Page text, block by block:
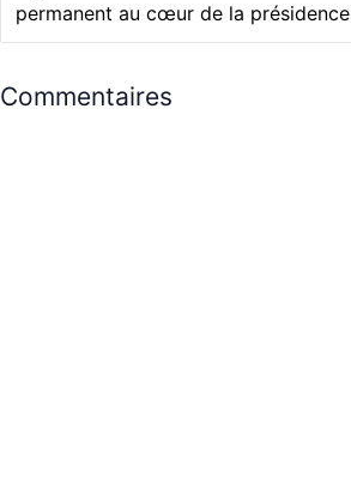
permanent au cœur de la présidence
Commentaires